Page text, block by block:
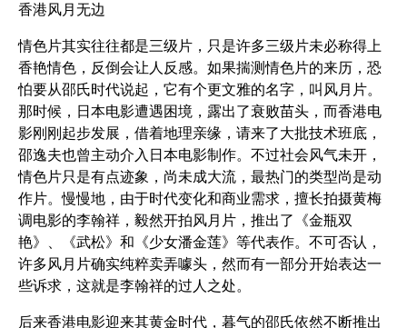
香港风月无边
情色片其实往往都是三级片，只是许多三级片未必称得上
香艳情色，反倒会让人反感。如果揣测情色片的来历，恐
怕要从邵氏时代说起，它有个更文雅的名字，叫风月片。
那时候，日本电影遭遇困境，露出了衰败苗头，而香港电
影刚刚起步发展，借着地理亲缘，请来了大批技术班底，
邵逸夫也曾主动介入日本电影制作。不过社会风气未开，
情色片只是有点迹象，尚未成大流，最热门的类型尚是动
作片。慢慢地，由于时代变化和商业需求，擅长拍摄黄梅
调电影的李翰祥，毅然开拍风月片，推出了
《金瓶双
艳》
《武松》 和 《少女潘金莲》 等代表作。不可否认，
许多风月片确实纯粹卖弄噱头，然而有一部分开始表达一
些诉求，这就是李翰祥的过人之处。
后来香港电影迎来其黄金时代，暮气的邵氏依然不断推出